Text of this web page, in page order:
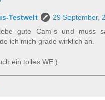
Testwelt
29 September,
gute Cam´s und muss
ich mich grade wirklich an.
ein tolles WE:)